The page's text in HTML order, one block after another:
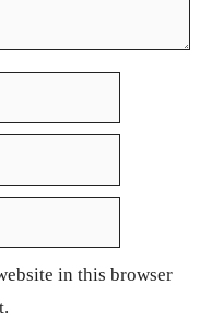
in this browser